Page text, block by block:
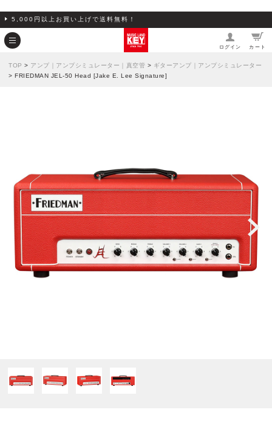
5,000円以上お買い上げで送料無料！
ログイン カート
TOP > アンプ｜アンプシミュレーター｜真空管 > ギターアンプ｜アンプシミュレーター
> FRIEDMAN JEL-50 Head [Jake E. Lee Signature]